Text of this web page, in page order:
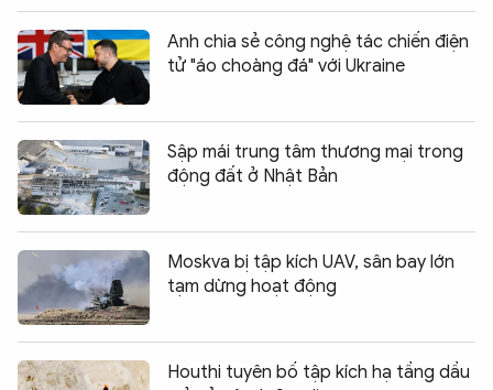
Anh chia sẻ công nghệ tác chiến điện
tử "áo choàng đá" với Ukraine
Sập mái trung tâm thương mại trong
động đất ở Nhật Bản
Moskva bị tập kích UAV, sân bay lớn
tạm dừng hoạt động
Houthi tuyên bố tập kích hạ tầng dầu